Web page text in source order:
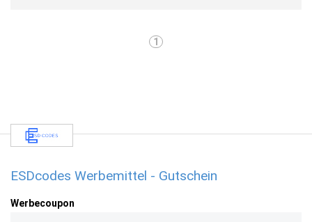
1
ESDcodes Werbemittel - Gutschein
Werbecoupon